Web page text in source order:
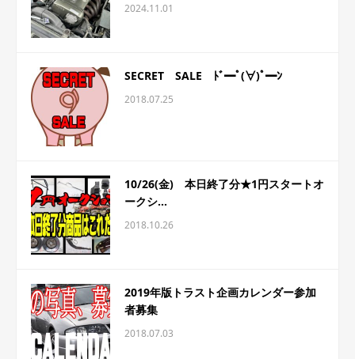
2024.11.01
SECRET SALE ﾄﾞ━ﾟ(∀)ﾟ━ﾝ
2018.07.25
10/26(金) 本日終了分★1円スタートオ
ークシ...
2018.10.26
2019年版トラスト企画カレンダー参加
者募集
2018.07.03